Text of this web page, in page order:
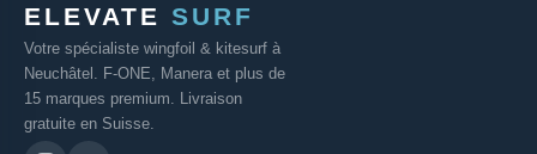
ELEVATE SURF
Votre spécialiste wingfoil & kitesurf à
Neuchâtel. F-ONE, Manera et plus de
15 marques premium. Livraison
gratuite en Suisse.